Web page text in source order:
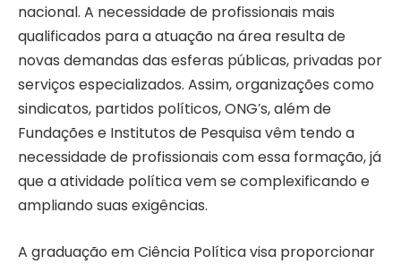
nacional. A necessidade de profissionais mais
qualificados para a atuação na área resulta de
novas demandas das esferas públicas, privadas por
serviços especializados. Assim, organizações como
sindicatos, partidos políticos, ONG’s, além de
Fundações e Institutos de Pesquisa vêm tendo a
necessidade de profissionais com essa formação, já
que a atividade política vem se complexificando e
ampliando suas exigências.
A graduação em Ciência Política visa proporcionar